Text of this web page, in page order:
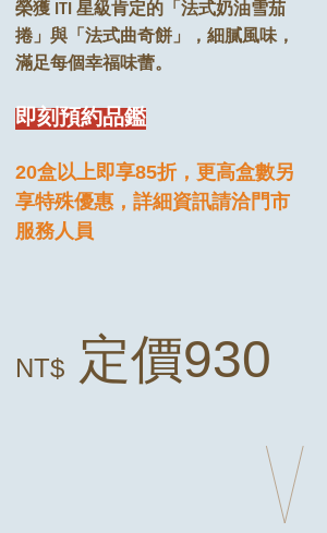
榮獲 ITI 星級肯定的「法式奶油雪茄
捲」與「法式曲奇餅」，細膩風味，
滿足每個幸福味蕾。
即刻預約品鑑
20盒以上即享85折，更高盒數另
享特殊優惠，詳細資訊請洽門市
服務人員
NT$ 定價930